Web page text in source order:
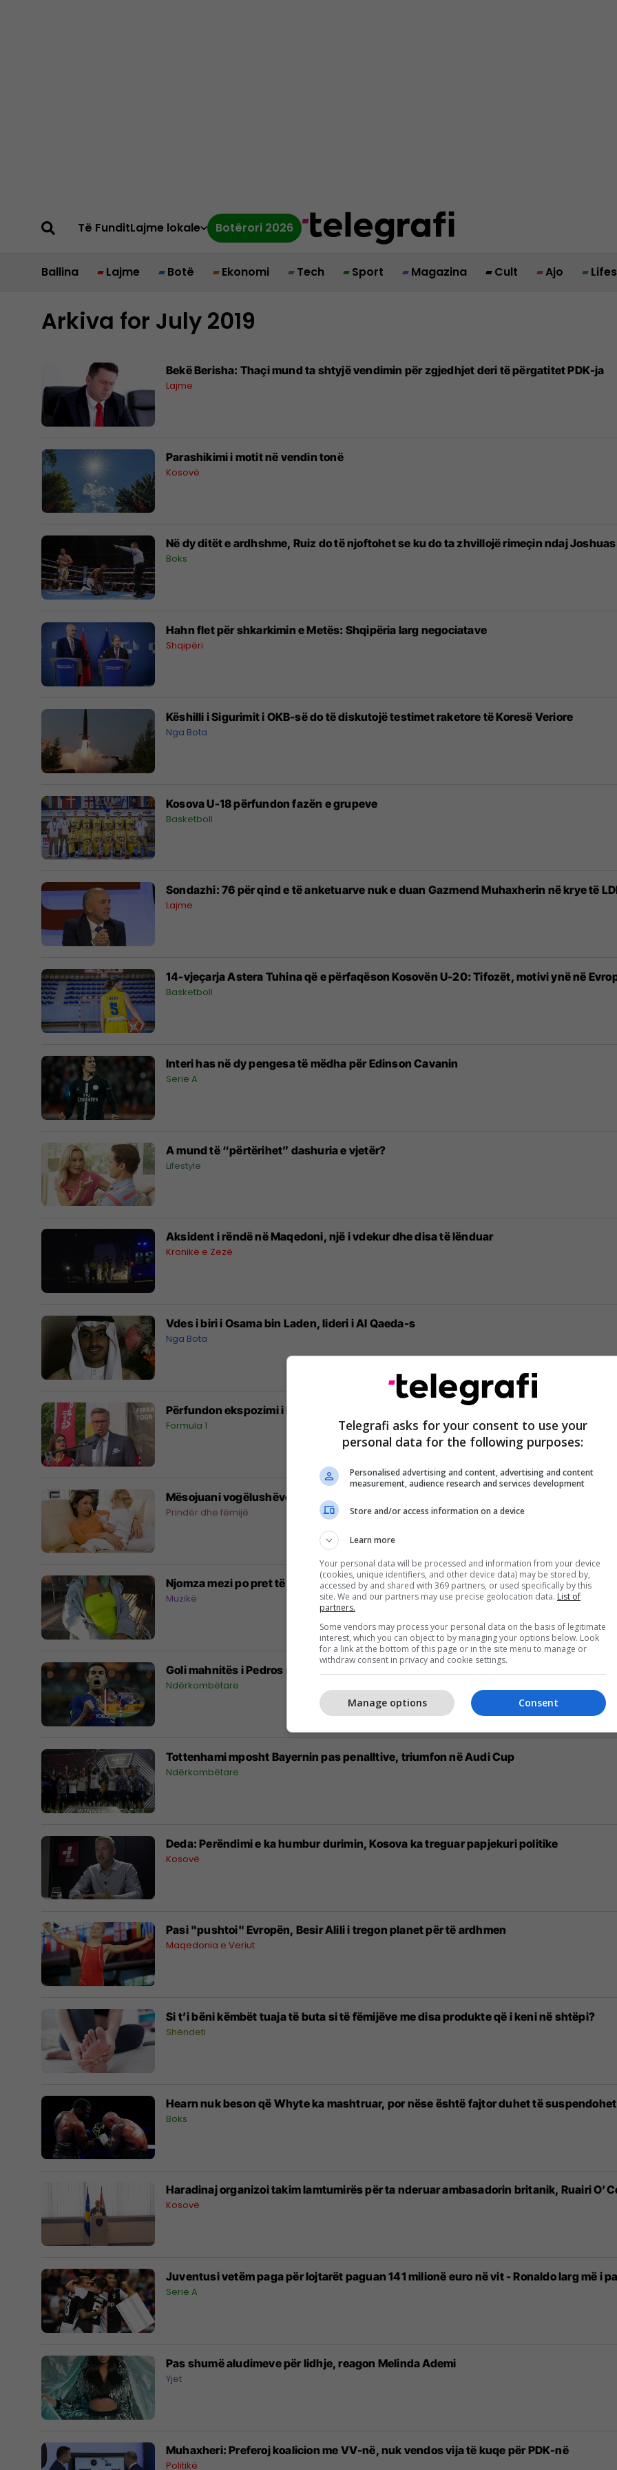
Të FunditLajme lokale Botërori 2026
Ballina Lajme Botë Ekonomi Tech Sport Magazina Cult Ajo
Arkiva for July 2019
Bekë Berisha: Thaçi mund ta shtyjë vendimin për zgjedhjet deri të përgatitet PDK-ja
Lajme
Parashikimi i motit në vendin tonë
Kosovë
Në dy ditët e ardhshme, Ruiz do të njoftohet se ku do ta zhvillojë rimeçin ndaj Joshuas
Boks
Hahn flet për shkarkimin e Metës: Shqipëria larg negociatave
Shqipëri
Këshilli i Sigurimit i OKB-së do të diskutojë testimet raketore të Koresë Veriore
Nga Bota
Kosova U-18 përfundon fazën e grupeve
Basketboll
Sondazhi: 76 për qind e të anketuarve nuk e duan Gazmend Muhaxherin në krye të
Lajme
14-vjeçarja Astera Tuhina që e përfaqëson Kosovën U-20: Tifozët, motivi ynë në
Basketboll
Interi has në dy pengesa të mëdha për Edinson Cavanin
Serie A
A mund të “përtërihet” dashuria e vjetër?
Lifestyle
Aksident i rëndë në Maqedoni, një i vdekur dhe disa të lënduar
Kronikë e Zezë
Vdes i biri i Osama bin Laden, lideri i Al Qaeda-s
Nga Bota
Përfundon ekspozimi i Ferrarit në Kosovë, Riegman i kënaqur
Formula 1
Mësojuani vogëlushëve dhembshurinë
Prindër dhe fëmijë
Njomza mezi po pret të promovojë këngën e re në "Sunny Hill": Nuk është gjithmonë
Muzikë
Goli mahnitës i Pedros ndaj Salzburgut bëhet hit në internet
Ndërkombëtare
Tottenhami mposht Bayernin pas penalltive, triumfon në Audi Cup
Ndërkombëtare
Deda: Perëndimi e ka humbur durimin, Kosova ka treguar papjekuri politike
Kosovë
Pasi "pushtoi" Evropën, Besir Alili i tregon planet për të ardhmen
Maqedonia e Veriut
Si t’i bëni këmbët tuaja të buta si të fëmijëve me disa produkte që i keni në shtëpi?
Shëndeti
Hearn nuk beson që Whyte ka mashtruar, por nëse është fajtor duhet të suspendohet
Boks
Haradinaj organizoi takim lamtumirës për ta nderuar ambasadorin britanik, Ruairi
Kosovë
Juventusi vetëm paga për lojtarët paguan 141 milionë euro në vit - Ronaldo larg më i
Serie A
Pas shumë aludimeve për lidhje, reagon Melinda Ademi
Yjet
Muhaxheri: Preferoj koalicion me VV-në, nuk vendos vija të kuqe për PDK-në
Politikë
Telegrafi asks for your consent to use your
personal data for the following purposes:
Personalised advertising and content, advertising and content
measurement, audience research and services development
Store and/or access information on a device
Learn more
Your personal data will be processed and information from your device
(cookies, unique identifiers, and other device data) may be stored by,
accessed by and shared with 369 partners, or used specifically by this
site. We and our partners may use precise geolocation data. List of
partners.
Some vendors may process your personal data on the basis of legitimate
interest, which you can object to by managing your options below. Look
for a link at the bottom of this page or in the site menu to manage or
withdraw consent in privacy and cookie settings.
Consent
Manage options